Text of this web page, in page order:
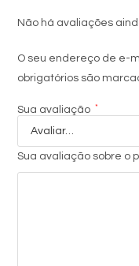
Não há avaliações
O seu endereço de e-
obrigatórios são
Sua avaliação *
Sua avaliação sobre o